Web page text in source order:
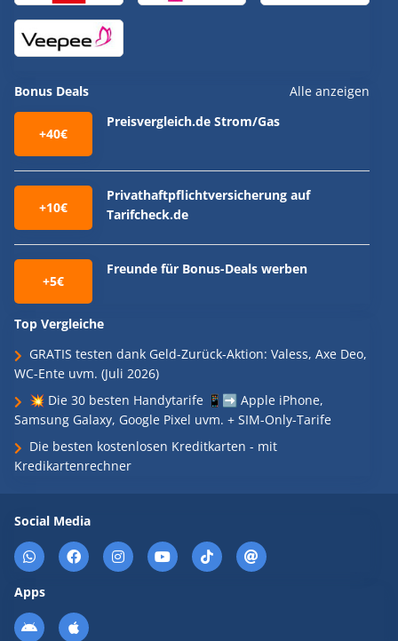
Bonus Deals Alle anzeigen
+40€
Preisvergleich.de Strom/Gas
+10€
Privathaftpflichtversicherung auf
Tarifcheck.de
+5€
Freunde für Bonus-Deals werben
Top Vergleiche
GRATIS testen dank Geld-Zurück-Aktion: Valess, Axe Deo,
WC-Ente uvm. (Juli 2026)
💥 Die 30 besten Handytarife 📱➡️ Apple iPhone,
Samsung Galaxy, Google Pixel uvm. + SIM-Only-Tarife
Die besten kostenlosen Kreditkarten - mit
Kredikartenrechner
Social Media
Apps